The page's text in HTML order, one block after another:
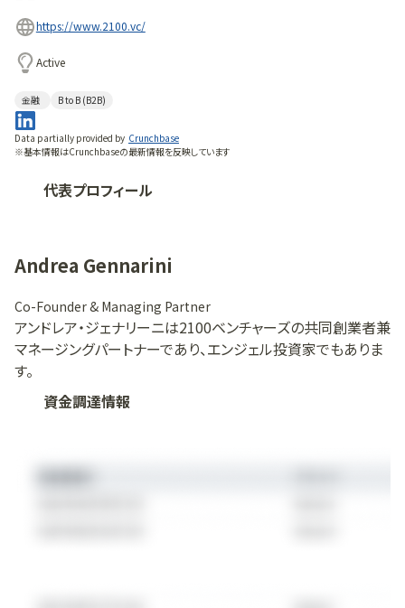
https://www.2100.vc/
Active
金融 B to B (B2B)
Data partially provided by Crunchbase
※基本情報はCrunchbaseの最新情報を反映しています
代表プロフィール
Andrea Gennarini
Co-Founder & Managing Partner
アンドレア・ジェナリーニは2100ベンチャーズの共同創業者兼
マネージングパートナーであり、エンジェル投資家でもありま
す。
資金調達情報